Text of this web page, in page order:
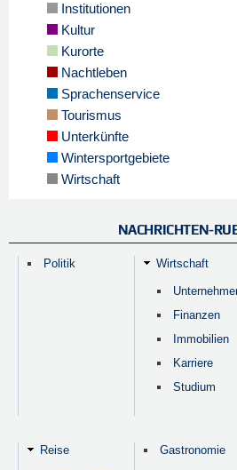
Institutionen
Kultur
Kurorte
Nachtleben
Sprachenservice
Tourismus
Unterkünfte
Wintersportgebiete
Wirtschaft
NACHRICHTEN-
Politik Wirtschaft
Finanzen
Immobilien
Karriere
Studium
Reise Gastronomie